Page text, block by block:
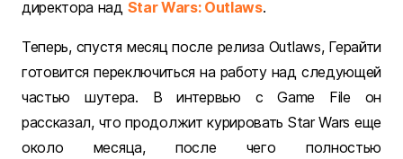
директора над Star Wars: Outlaws.
Теперь, спустя месяц после релиза Outlaws, Герайти
готовится переключиться на работу над следующей
частью шутера. В интервью с Game File он
рассказал, что продолжит курировать Star Wars еще
около месяца, после чего полностью